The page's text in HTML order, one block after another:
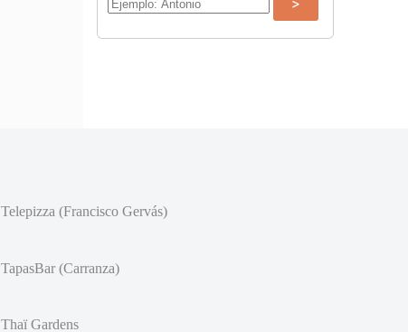
Telepizza (Francisco Gervás)
TapasBar (Carranza)
Thaï Gardens